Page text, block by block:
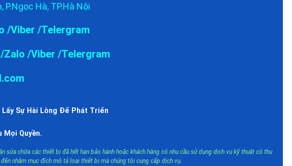
Hà, TP.Hà Nội
/Viber /Telergram
Zalo /Viber /Telergram
Lấy Sự Hài Lòng Để Phát Triển
Mọi Quyền.
chữa các thiết bị đã hết hạn bảo hành hoặc khách hàng có nhu cầu sử dụng dịch vụ kỹ thuật có thu
nhằm mục đích mô tả loại thiết bị mà chúng tôi cung cấp dịch vụ.